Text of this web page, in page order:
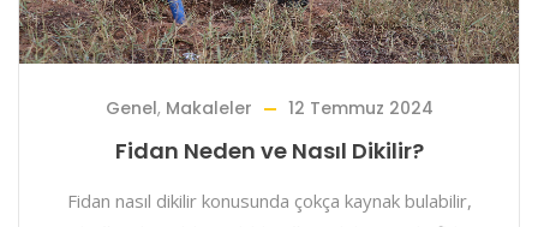
Genel, Makaleler 12 Temmuz 2024
Fidan Neden ve Nasıl Dikilir?
Fidan nasıl dikilir konusunda çokça kaynak bulabilir,